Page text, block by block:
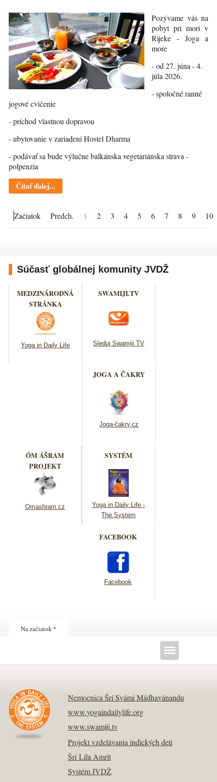
Pozývame vás na
pobyt pri mori v
Rijeke - Joga a
more
- od 27. júna - 4.
júla 2026.
- spoločné ranné
jogové cvičenie
- príchod vlastnou dopravou
- ubytovanie v zariadení Hostel Dharma
- podávať sa bude výlučne balkánska vegetariánska strava -
polpenzia
Čítať ďalej...
Začiatok Predch. 1 2 3 4 5 6 7 8 9 10
Súčasť globálnej komunity JVDŽ
MEDZINÁRODNÁ
STRÁNKA
Yoga in Daily Life
SWAMIJI.TV
Sleduj Swamiji TV
JOGA A ČAKRY
Joga-čakry.cz
ÓM ÁŠRAM
PROJEKT
Omashram.cz
SYSTÉM
Yoga in Daily Life -
The System
FACEBOOK
Facebook
Na začiatok ^
Nemocnica Šrí Svámi Mádhavánandu
www.yogaindailylife.org
www.swamiji.tv
Projekt vzdelávania indických detí
Šrí Líla Amrit
Systém JVDŽ